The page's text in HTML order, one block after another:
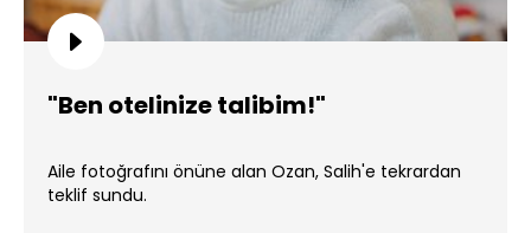
"Ben otelinize talibim!"
Aile fotoğrafını önüne alan Ozan, Salih'e tekrardan
teklif sundu.